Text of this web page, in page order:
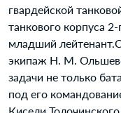
гвардейской
танкового корпуса
младший
экипаж Н. М.
задачи не только
под его